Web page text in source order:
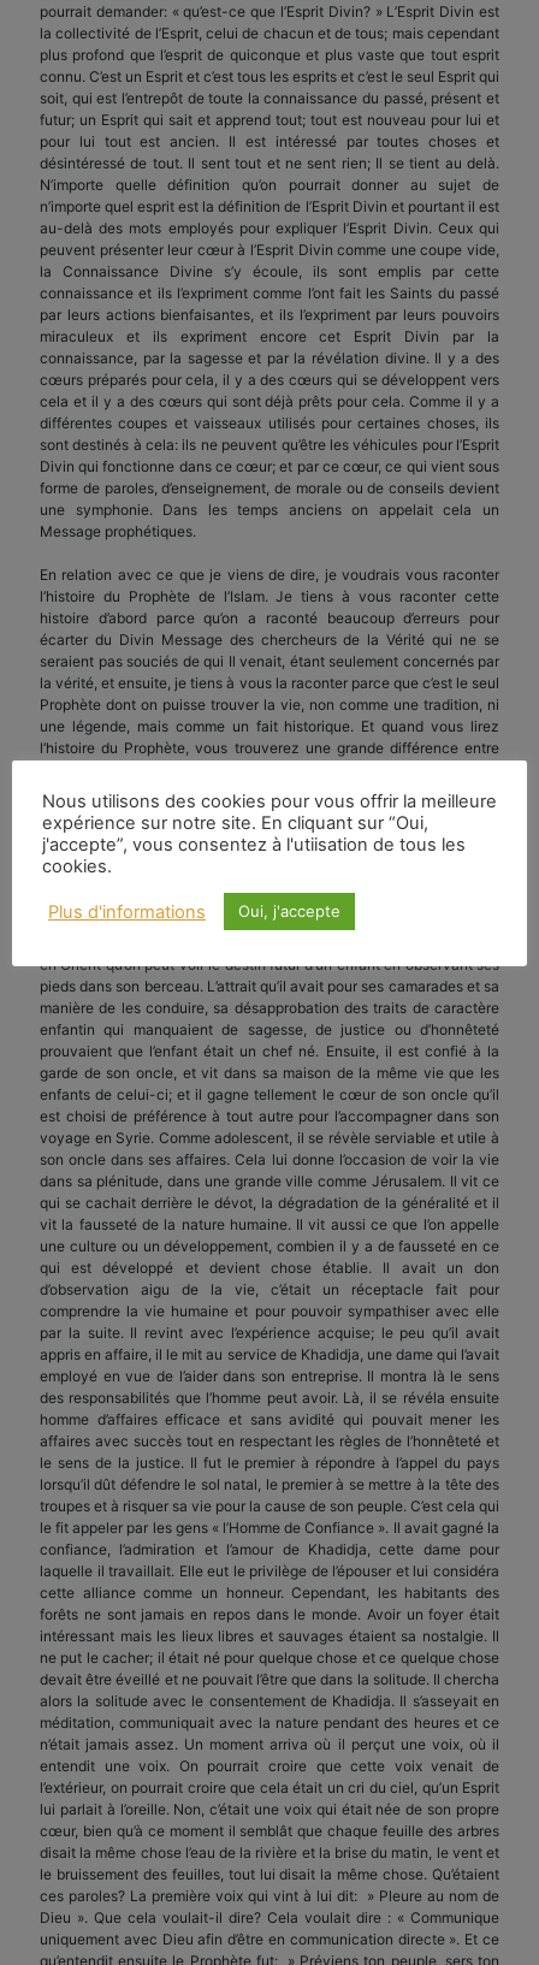
pourrait demander: « qu’est-ce que l’Esprit Divin? » L’Esprit Divin est
la collectivité de l’Esprit, celui de chacun et de tous; mais cependant
plus profond que l’esprit de quiconque et plus vaste que tout esprit
connu. C’est un Esprit et c’est tous les esprits et c’est le seul Esprit qui
soit, qui est l’entrepôt de toute la connaissance du passé, présent et
futur; un Esprit qui sait et apprend tout; tout est nouveau pour lui et
pour lui tout est ancien. Il est intéressé par toutes choses et
désintéressé de tout. Il sent tout et ne sent rien; Il se tient au delà.
N’importe quelle définition qu’on pourrait donner au sujet de
n’importe quel esprit est la définition de l’Esprit Divin et pourtant il est
au-delà des mots employés pour expliquer l’Esprit Divin. Ceux qui
peuvent présenter leur cœur à l’Esprit Divin comme une coupe vide,
la Connaissance Divine s’y écoule, ils sont emplis par cette
connaissance et ils l’expriment comme l’ont fait les Saints du passé
par leurs actions bienfaisantes, et ils l’expriment par leurs pouvoirs
miraculeux et ils expriment encore cet Esprit Divin par la
connaissance, par la sagesse et par la révélation divine. Il y a des
cœurs préparés pour cela, il y a des cœurs qui se développent vers
cela et il y a des cœurs qui sont déjà prêts pour cela. Comme il y a
différentes coupes et vaisseaux utilisés pour certaines choses, ils
sont destinés à cela: ils ne peuvent qu’être les véhicules pour l’Esprit
Divin qui fonctionne dans ce cœur; et par ce cœur, ce qui vient sous
forme de paroles, d’enseignement, de morale ou de conseils devient
une symphonie. Dans les temps anciens on appelait cela un
Message prophétiques.
En relation avec ce que je viens de dire, je voudrais vous raconter
l’histoire du Prophète de l’Islam. Je tiens à vous raconter cette
histoire d’abord parce qu’on a raconté beaucoup d’erreurs pour
écarter du Divin Message des chercheurs de la Vérité qui ne se
seraient pas souciés de qui Il venait, étant seulement concernés par
la vérité, et ensuite, je tiens à vous la raconter parce que c’est le seul
Prophète dont on puisse trouver la vie, non comme une tradition, ni
une légende, mais comme un fait historique. Et quand vous lirez
l’histoire du Prophète, vous trouverez une grande différence entre
dévots. Il en a toujours été ainsi et en sera toujours ainsi.
Le Prophète, né orphelin, son père étant mort avant sa naissance et
sa mère étant morte peu de temps après, était resté sous la
protection de sa nourrice. Les charmantes façons d’être du Maitre
gagnaient le cœur de l’âme privilégiée qui prenait soin de lui. La
façon de montrer sa dévotion et la façon qu’il avait d’obéir à cette
en Orient qu’on peut voir le destin futur d’un enfant en observant ses
pieds dans son berceau. L’attrait qu’il avait pour ses camarades et sa
manière de les conduire, sa désapprobation des traits de caractère
enfantin qui manquaient de sagesse, de justice ou d’honnêteté
prouvaient que l’enfant était un chef né. Ensuite, il est confié à la
garde de son oncle, et vit dans sa maison de la même vie que les
enfants de celui-ci; et il gagne tellement le cœur de son oncle qu’il
est choisi de préférence à tout autre pour l’accompagner dans son
voyage en Syrie. Comme adolescent, il se révèle serviable et utile à
son oncle dans ses affaires. Cela lui donne l’occasion de voir la vie
dans sa plénitude, dans une grande ville comme Jérusalem. Il vit ce
qui se cachait derrière le dévot, la dégradation de la généralité et il
vit la fausseté de la nature humaine. Il vit aussi ce que l’on appelle
une culture ou un développement, combien il y a de fausseté en ce
qui est développé et devient chose établie. Il avait un don
d’observation aigu de la vie, c’était un réceptacle fait pour
comprendre la vie humaine et pour pouvoir sympathiser avec elle
par la suite. Il revint avec l’expérience acquise; le peu qu’il avait
appris en affaire, il le mit au service de Khadidja, une dame qui l’avait
employé en vue de l’aider dans son entreprise. Il montra là le sens
des responsabilités que l’homme peut avoir. Là, il se révéla ensuite
homme d’affaires efficace et sans avidité qui pouvait mener les
affaires avec succès tout en respectant les règles de l’honnêteté et
le sens de la justice. Il fut le premier à répondre à l’appel du pays
lorsqu’il dût défendre le sol natal, le premier à se mettre à la tête des
troupes et à risquer sa vie pour la cause de son peuple. C’est cela qui
le fit appeler par les gens « l’Homme de Confiance ». Il avait gagné la
confiance, l’admiration et l’amour de Khadidja, cette dame pour
laquelle il travaillait. Elle eut le privilège de l’épouser et lui considéra
cette alliance comme un honneur. Cependant, les habitants des
forêts ne sont jamais en repos dans le monde. Avoir un foyer était
intéressant mais les lieux libres et sauvages étaient sa nostalgie. Il
ne put le cacher; il était né pour quelque chose et ce quelque chose
devait être éveillé et ne pouvait l’être que dans la solitude. Il chercha
alors la solitude avec le consentement de Khadidja. Il s’asseyait en
méditation, communiquait avec la nature pendant des heures et ce
n’était jamais assez. Un moment arriva où il perçut une voix, où il
entendit une voix. On pourrait croire que cette voix venait de
l’extérieur, on pourrait croire que cela était un cri du ciel, qu’un Esprit
lui parlait à l’oreille. Non, c’était une voix qui était née de son propre
cœur, bien qu’à ce moment il semblât que chaque feuille des arbres
disait la même chose l’eau de la rivière et la brise du matin, le vent et
le bruissement des feuilles, tout lui disait la même chose. Qu’étaient
ces paroles? La première voix qui vint à lui dit: » Pleure au nom de
Dieu ». Que cela voulait-il dire? Cela voulait dire : « Communique
uniquement avec Dieu afin d’être en communication directe ». Et ce
qu’entendit ensuite le Prophète fut: » Préviens ton peuple, sers ton
Nous utilisons des cookies pour vous offrir la meilleure
expérience sur notre site. En cliquant sur “Oui,
j'accepte”, vous consentez à l'utiisation de tous les
cookies.
Plus d'informations Oui, j'accepte